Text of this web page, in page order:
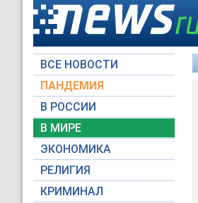
ВСЕ НОВОСТИ
ПАНДЕМИЯ
В РОССИИ
В МИРЕ
ЭКОНОМИКА
РЕЛИГИЯ
КРИМИНАЛ